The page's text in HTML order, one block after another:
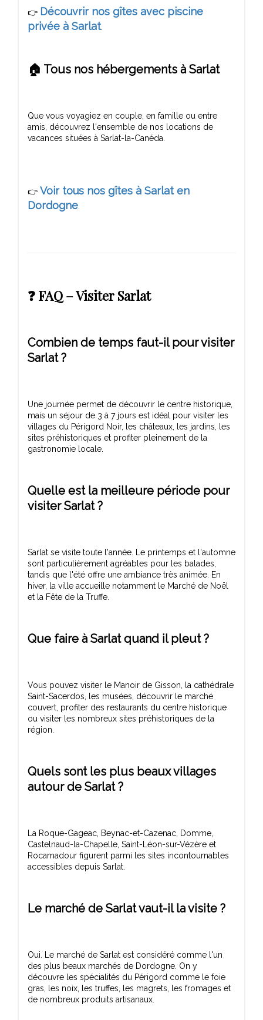
👉 Découvrir nos gîtes avec piscine
privée à Sarlat
🏠 Tous nos hébergements à Sarlat
Que vous voyagiez en couple, en famille ou entre
amis, découvrez l'ensemble de nos locations de
👉 Voir tous nos gîtes à Sarlat en
Dordogne
❓ FAQ – Visiter Sarlat
Combien de temps faut-il pour visiter
Sarlat ?
Une journée permet de découvrir le centre historique,
mais un séjour de 3 à 7 jours est idéal pour visiter les
villages du Périgord Noir, les châteaux, les jardins, les
sites préhistoriques et profiter pleinement de la
Quelle est la meilleure période pour
visiter Sarlat ?
Sarlat se visite toute l'année. Le printemps et l'automne
sont particulièrement agréables pour les balades,
tandis que l'été offre une ambiance très animée. En
hiver, la ville accueille notamment le Marché de Noël
Que faire à Sarlat quand il pleut ?
Vous pouvez visiter le Manoir de Gisson, la cathédrale
Saint-Sacerdos, les musées, découvrir le marché
couvert, profiter des restaurants du centre historique
ou visiter les nombreux sites préhistoriques de la
Quels sont les plus beaux villages
autour de Sarlat ?
La Roque-Gageac, Beynac-et-Cazenac, Domme,
Castelnaud-la-Chapelle, Saint-Léon-sur-Vézère et
Rocamadour figurent parmi les sites incontournables
Le marché de Sarlat vaut-il la visite ?
Oui. Le marché de Sarlat est considéré comme l'un
des plus beaux marchés de Dordogne. On y
découvre les spécialités du Périgord comme le foie
gras, les noix, les truffes, les magrets, les fromages et